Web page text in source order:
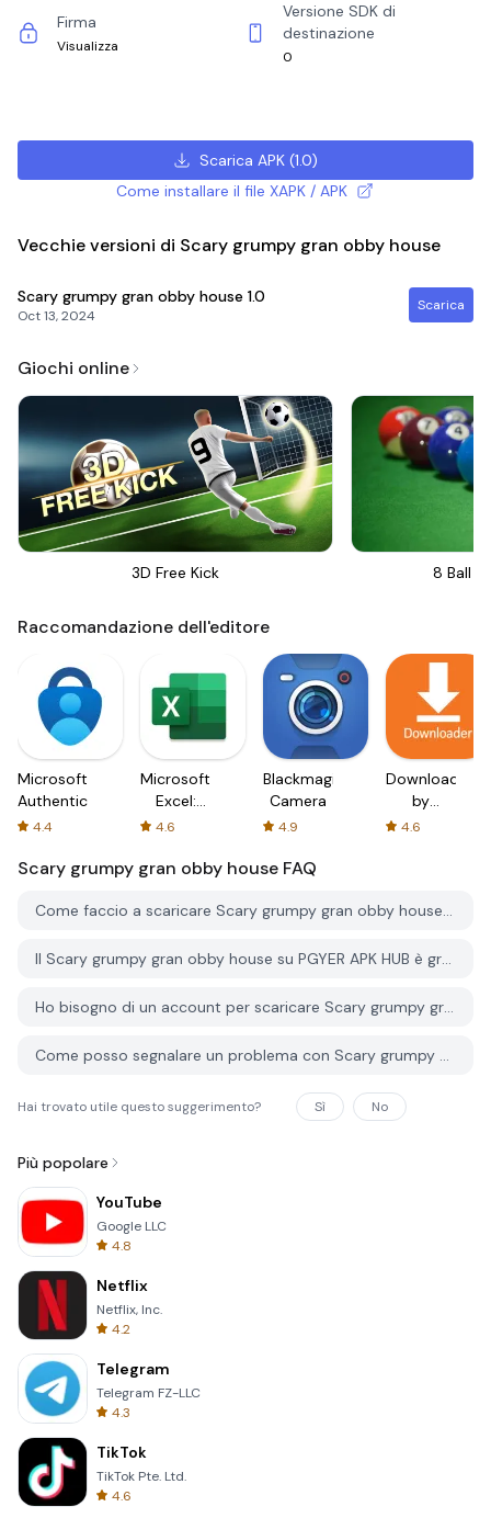
Firma
Visualizza
Versione SDK di
destinazione
0
Scarica APK(1.0)
Come installare il file XAPK / APK
Vecchie versioni di Scary grumpy gran obby house
Scary grumpy gran obby house 1.0
Oct 13, 2024
Scarica
Giochi online
3D Free Kick 8 Ball
Raccomandazione dell'editore
Microsoft
Authenticator
4.4
Microsoft
Excel:
Spreadsheets
4.6
Blackmagic
Camera
4.9
Downloader
by
AFTVnews
4.6
Scary grumpy gran obby house FAQ
Come faccio a scaricare Scary grumpy gran obby house da PGYER APK HUB?
Il Scary grumpy gran obby house su PGYER APK HUB è gratuito?
Ho bisogno di un account per scaricare Scary grumpy gran obby house da PGYER APK HUB?
Come posso segnalare un problema con Scary grumpy gran obby house su PGYER APK HUB?
Hai trovato utile questo suggerimento? Sì No
Più popolare
YouTube
Google LLC
4.8
Netflix
Netflix, Inc.
4.2
Telegram
Telegram FZ-LLC
4.3
TikTok
TikTok Pte. Ltd.
4.6